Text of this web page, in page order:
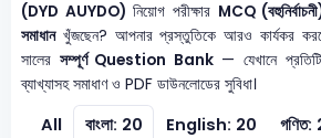
(DYD AUYDO) নিয়োগ পরীক্ষার MCQ
সমাধানখুঁজছেন? আপনার প্রস্তুতিকে আরও কার্যকর
সালের সম্পূর্ণ Question Bank— যেখানে প্রতিটি
ব্যাখ্যাসহ সমাধাণ ও PDF ডাউনলোডের সুবিধা।
All বাংলা: 20 English: 20 গণিত: